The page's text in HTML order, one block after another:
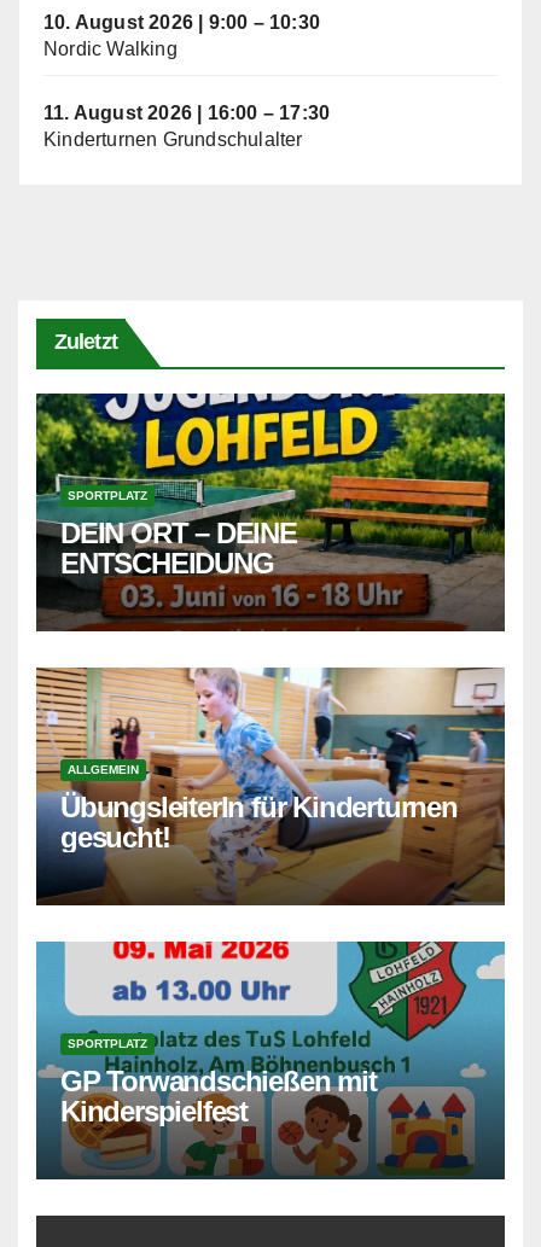
10. August 2026 9:00 – 10:30
Nordic Walking
11. August 2026 16:00 – 17:30
Kinderturnen Grundschulalter
Zuletzt
SPORTPLATZ
DEIN ORT – DEINE
ENTSCHEIDUNG
ALLGEMEIN
ÜbungsleiterIn für Kinderturnen
gesucht!
SPORTPLATZ
GP Torwandschießen mit
Kinderspielfest